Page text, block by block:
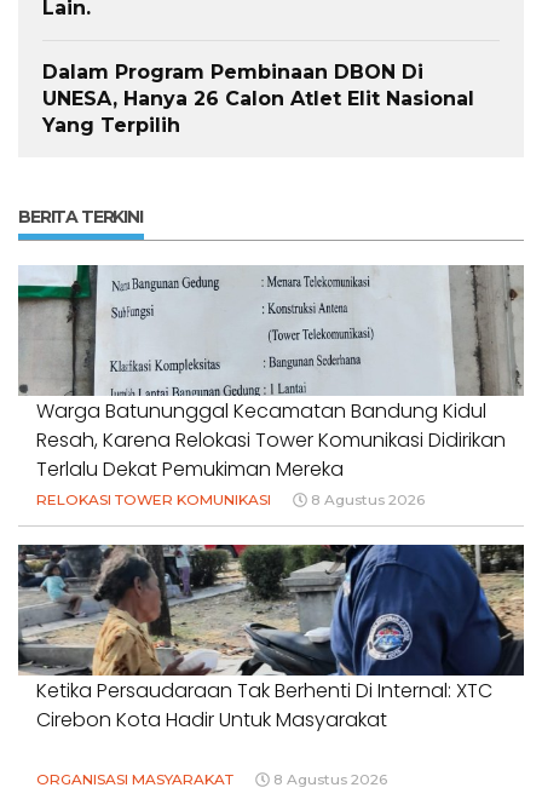
Lain.
Dalam Program Pembinaan DBON Di
UNESA, Hanya 26 Calon Atlet Elit Nasional
Yang Terpilih
BERITA TERKINI
Warga Batununggal Kecamatan Bandung Kidul
Resah, Karena Relokasi Tower Komunikasi Didirikan
Terlalu Dekat Pemukiman Mereka
RELOKASI TOWER KOMUNIKASI 8 Agustus 2026
Ketika Persaudaraan Tak Berhenti Di Internal: XTC
Cirebon Kota Hadir Untuk Masyarakat
ORGANISASI MASYARAKAT 8 Agustus 2026